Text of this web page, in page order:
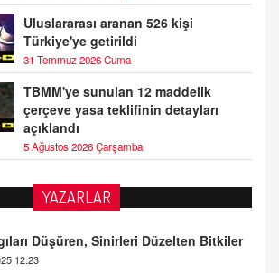
Uluslararası aranan 526 kişi
Türkiye'ye getirildi
31 Temmuz 2026 Cuma
TBMM'ye sunulan 12 maddelik
çerçeve yasa teklifinin detayları
açıklandı
5 Ağustos 2026 Çarşamba
YAZARLAR
CİVANIM
ve Tatmin: Bir Keşif Yolculuğu